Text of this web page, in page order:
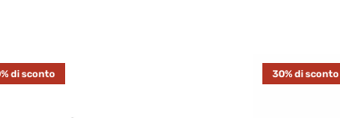
di sconto 30% di sconto